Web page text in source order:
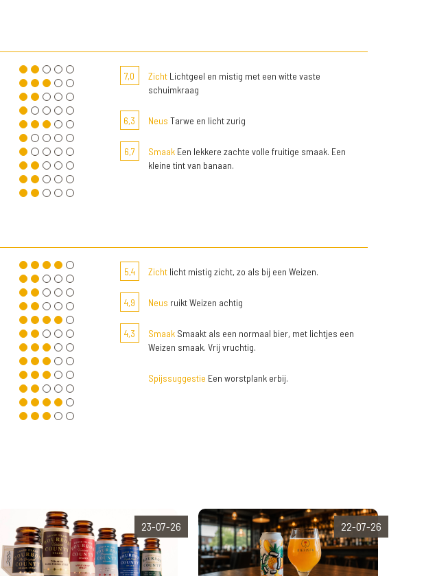
7,0 ZichtLichtgeel en mistig met een witte vaste
schuimkraag
6,3 Neus Tarwe en licht zurig
6,7 SmaakEen lekkere zachte volle fruitige smaak. Een
kleine tint van banaan.
5,4 Zichtlicht mistig zicht, zo als bij een Weizen.
4,9 Neus ruikt Weizen achtig
4,3 SmaakSmaakt als een normaal bier, met lichtjes een
Weizen smaak. Vrij vruchtig.
Spijssuggestie Een worstplank erbij.
23-07-26 22-07-26